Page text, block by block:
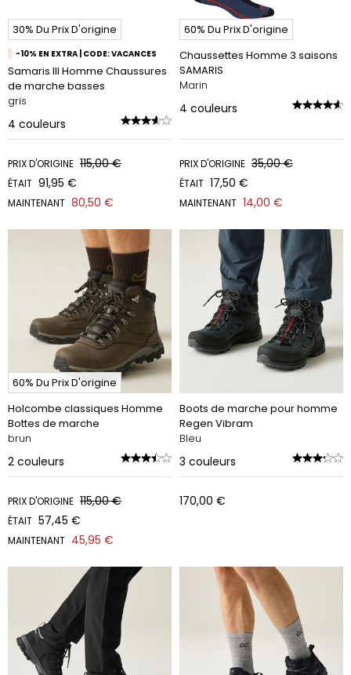
30% Du Prix D'origine
-10% EN EXTRA | CODE: VACANCES
Samaris III Homme Chaussures
de marche basses
gris
4 couleurs
PRIX D'ORIGINE 115,00 €
ÉTAIT 91,95 €
MAINTENANT 80,50 €
60% Du Prix D'origine
Chaussettes Homme 3 saisons
SAMARIS
Marin
4 couleurs
PRIX D'ORIGINE 35,00 €
ÉTAIT 17,50 €
MAINTENANT 14,00 €
60% Du Prix D'origine
Holcombe classiques Homme
Bottes de marche
brun
2 couleurs
PRIX D'ORIGINE 115,00 €
ÉTAIT 57,45 €
MAINTENANT 45,95 €
Boots de marche pour homme
Regen Vibram
Bleu
3 couleurs
170,00 €